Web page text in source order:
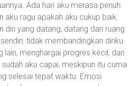
Ada hari aku merasa penuh
aku ragu apakah aku cukup baik.
diri yang datang, datang dari ruang
tidak membandingkan diriku
lain, menghargai progres kecil, dan
aku capai, meskipun itu cuma
selesai tepat waktu. Emosi